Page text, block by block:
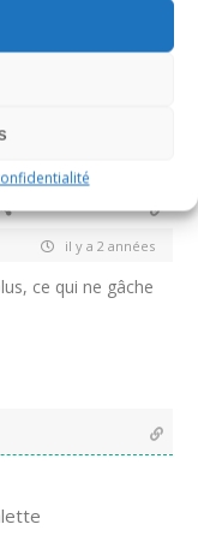
il y a 2 années
ce qui ne gâche